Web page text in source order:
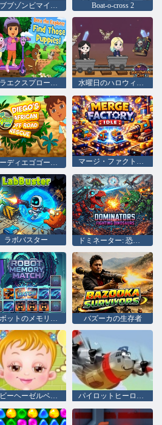
ラブブゾンビマイナー Boat-o-cross 2
ドラエクスプローラーはそれらの子犬を見つけます 水曜日のハロウィンの洞窟
マージ・ファクトリー・アイドル状態
ラボバスター ドミネーター: 恐竜との戦い
ロボットのメモリーマッチ バズーカの生存者
ベビーヘーゼルベッドタイム パイロットヒーローズ